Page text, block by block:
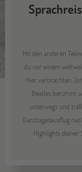
Mit den anderen
du vor einem
Hier verbrachten
Beatles berühmt
unterwegs und
Ganztagesausflug
Highlights deiner